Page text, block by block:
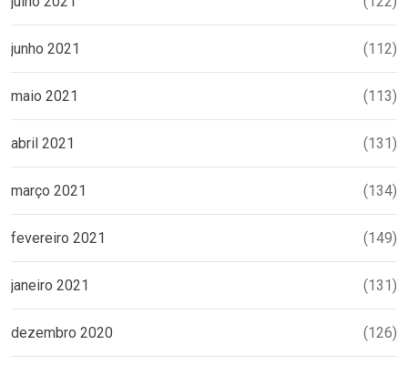
junho 2021 (112)
maio 2021 (113)
abril 2021 (131)
março 2021 (134)
fevereiro 2021 (149)
janeiro 2021 (131)
dezembro 2020 (126)